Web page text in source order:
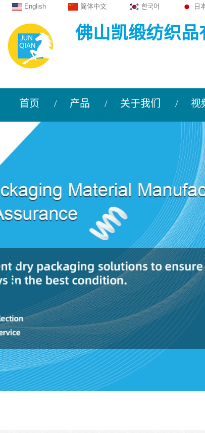
English 简体中文 한국어 日
佛山凯缎纺织品
首页 产品 关于我们 视